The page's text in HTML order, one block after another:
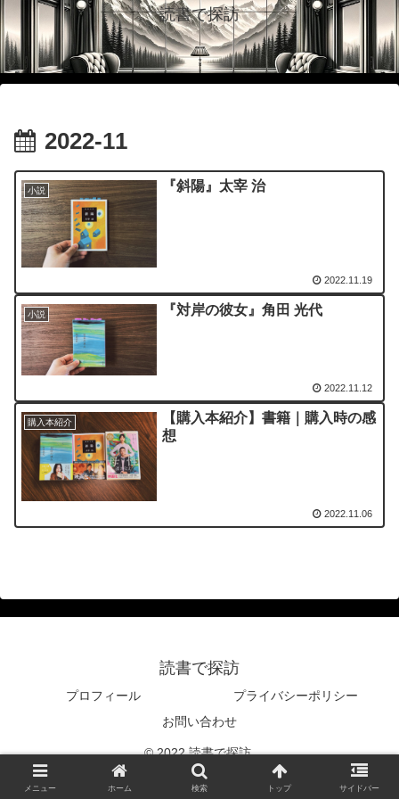
読書で探訪
2022-11
小説 『斜陽』太宰 治
2022.11.19
小説 『対岸の彼女』角田 光代
2022.11.12
購入本紹介
【購入本紹介】書籍｜購入時の感
想
2022.11.06
読書で探訪
プロフィール
プライバシーポリシー
お問い合わせ
© 2022 読書で探訪.
メニュー ホーム 検索 トップ サイドバー